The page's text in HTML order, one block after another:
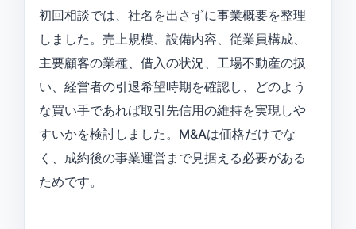
初回相談では、社名を出さずに事業概要を整理
しました。売上規模、設備内容、従業員構成、
主要顧客の業種、借入の状況、工場不動産の扱
い、経営者の引退希望時期を確認し、どのよう
な買い手であれば取引先信用の維持を実現しや
すいかを検討しました。M&Aは価格だけでな
く、成約後の事業運営まで見据える必要がある
ためです。